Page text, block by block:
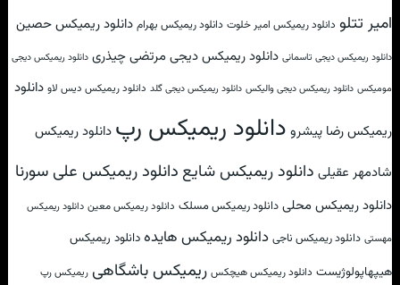
امیر تتلو دانلود ریمیکس امیر خلوت دانلود ریمیکس بهرام دانلود ریمیکس حصین
دانلود ریمیکس دیجی تاسمانی دانلود ریمیکس دیجی مرتضی چیذری دانلود ریمیکس دیجی
مومیکس دانلود ریمیکس دیجی والیکس دانلود ریمیکس دیجی گلد دانلود ریمیکس دیس لاو دانلود
ریمیکس رضا پیشرو دانلود ریمیکس رپ دانلود ریمیکس
شادمهر عقیلی دانلود ریمیکس شایع دانلود ریمیکس علی سورنا
دانلود ریمیکس محلی دانلود ریمیکس مسلک دانلود ریمیکس معین دانلود ریمیکس
مهستی دانلود ریمیکس ناجی دانلود ریمیکس هایدهدانلود ریمیکس
هیپهاپولوژیست دانلود ریمیکس هیچکس ریمیکس باشگاهی ریمیکس رپ